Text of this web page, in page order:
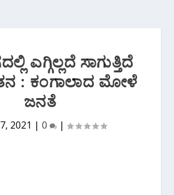
ಎಗ್ಗಿಲ್ಲದೆ ಸಾಗುತ್ತಿದೆ
: ಕಂಗಾಲಾದ ಮೋಳೆ
ಜನತೆ
2021 | 0 |